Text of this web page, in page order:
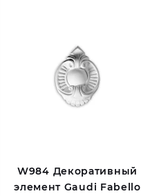
W984 Декоративный
элемент Gaudi Fabello